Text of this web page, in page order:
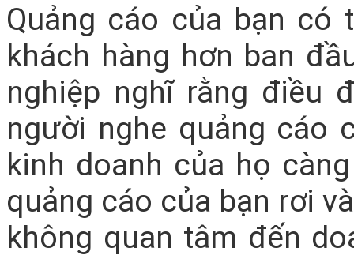
Quảng cáo của bạn
khách hàng hơn ban
nghiệp nghĩ rằng điều
người nghe quảng cáo
kinh doanh của họ
quảng cáo của bạn rơi
không quan tâm đến